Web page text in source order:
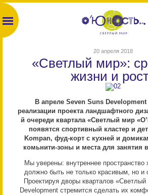
20 апреля 2018
«Светлый мир»:
жизни и
В апреле Seven Suns
реализации проекта ландшафтного
й очереди квартала «Светлый мир
появятся спортивный кластер и
Kompan, фуд-корт с кухней и
комьнити-зоны и места для занятия
Мы уверены: внутреннее пространство
должно быть не только красивым, но и
Проектируя дворы кварталов
Development стремится сделать их